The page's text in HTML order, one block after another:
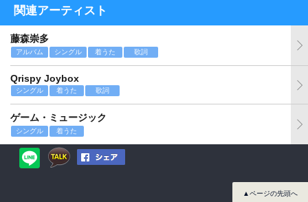
関連アーティスト
藤森崇多
アルバム シングル 着うた 歌詞
Qrispy Joybox
シングル 着うた 歌詞
ゲーム・ミュージック
シングル 着うた
▲ページの先頭へ